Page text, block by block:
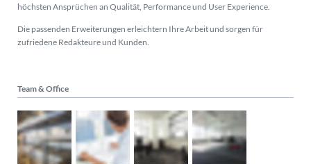
höchsten Ansprüchen an Qualität, Performance und User Experience.
Die passenden Erweiterungen erleichtern Ihre Arbeit und sorgen für
zufriedene Redakteure und Kunden.
Team & Office